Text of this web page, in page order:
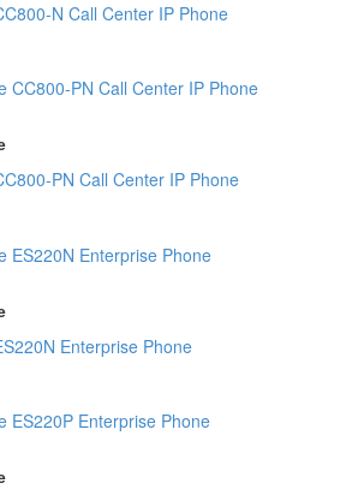
N Call Center IP Phone
PN Call Center IP Phone
Enterprise Phone